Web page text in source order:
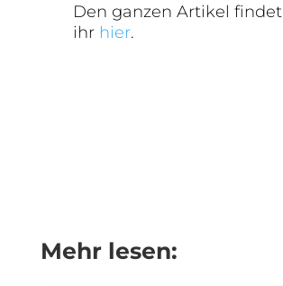
Den ganzen Artikel findet
ihr hier.
Mehr lesen: